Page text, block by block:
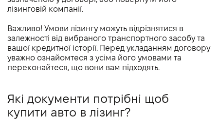
лізинговій компанії.
Важливо! Умови лізингу можуть відрізнятися в
залежності від вибраного транспортного засобу та
вашої кредитної історії. Перед укладанням договору
уважно ознайомтеся з усіма його умовами та
переконайтеся, що вони вам підходять.
Які документи потрібні щоб
купити авто в лізинг?